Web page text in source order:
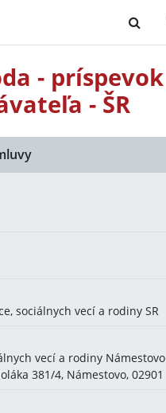
-
- ŠR
sociálnych vecí a rodiny SR
vecí a rodiny Námestovo
381/4, Námestovo, 02901